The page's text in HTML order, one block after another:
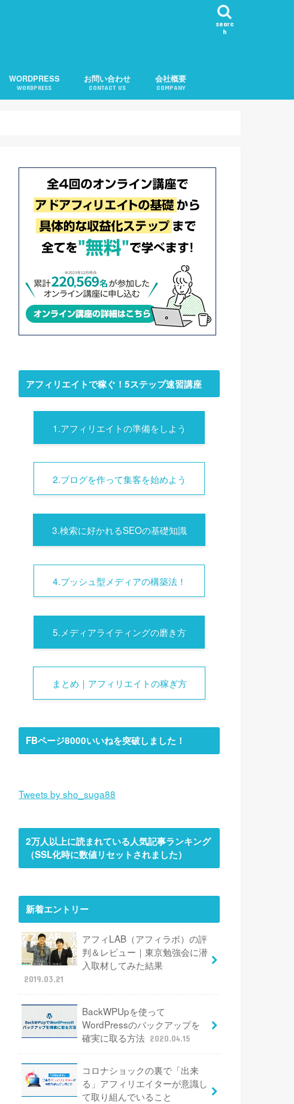
searc
h
WORDPRESS
WORDPRESS
お問い合わせ
CONTACT US
会社概要
COMPANY
アフィリエイトで稼ぐ！5ステップ速習講座
1.アフィリエイトの準備をしよう
2.ブログを作って集客を始めよう
3.検索に好かれるSEOの基礎知識
4.プッシュ型メディアの構築法！
5.メディアライティングの磨き方
まとめ｜アフィリエイトの稼ぎ方
FBページ8000いいねを突破しました！
Tweets by sho_suga88
2万人以上に読まれている人気記事ランキング
（SSL化時に数値リセットされました）
新着エントリー
アフィLAB（アフィラボ）の評
判＆レビュー｜東京勉強会に潜
入取材してみた結果
2019.03.21
BackWPUpを使って
WordPressのバックアップを
確実に取る方法 2020.04.15
コロナショックの裏で「出来
る」アフィリエイターが意識し
て取り組んでいること